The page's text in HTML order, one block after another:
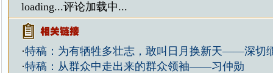
loading...评论加载中...
·特稿：为有牺牲多壮志，敢叫日月换新天——深切
·特稿：从群众中走出来的群众领袖——习仲勋